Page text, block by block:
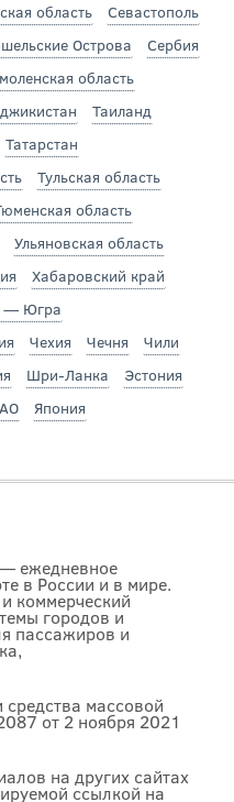
область
Севастополь
Острова
Сербия
область
Таиланд
Татарстан
Тульская область
область
Ульяновская область
Хабаровский край
— Югра
Чехия Чечня
Чили
Шри-Ланка
Эстония
Япония
ежедневное
в России и в мире.
коммерческий
городов и
пассажиров и
средства массовой
от 2 ноября 2021
на других сайтах
ссылкой на